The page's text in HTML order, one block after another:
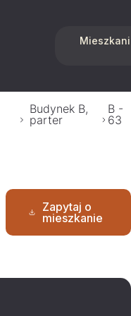
Budynek B,
parter
B -
63
Zapytaj o
mieszkanie